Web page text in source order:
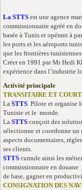
La STTS est une agence
commissionnaire agréé en
basée à Tunis et opérant à
les ports et les aéroports
que les frontières
Créer en 1991 par Mr Hedi
expérience dans l’industrie
Activité principale
TRANSITAIRE ET
La STTS Pilote et organise
Tunisie et le monde.
La STTS conçoit des
sélectionne et coordonne un
aspects documentaires,
ses clients.
STTS cumule ainsi les
commissionnaire en douane
de base, gagner en
CONSIGNATION DES